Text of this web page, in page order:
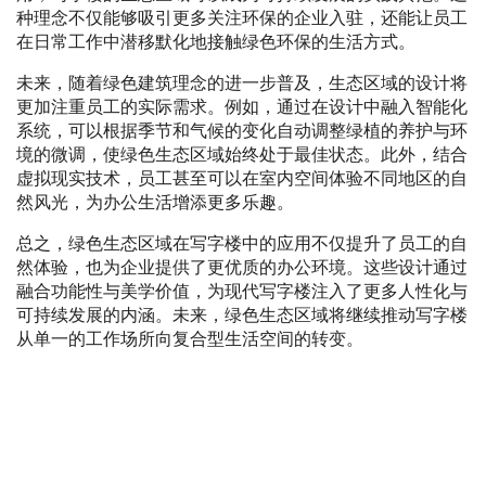
种理念不仅能够吸引更多关注环保的企业入驻，还能让员工
在日常工作中潜移默化地接触绿色环保的生活方式。
未来，随着绿色建筑理念的进一步普及，生态区域的设计将
更加注重员工的实际需求。例如，通过在设计中融入智能化
系统，可以根据季节和气候的变化自动调整绿植的养护与环
境的微调，使绿色生态区域始终处于最佳状态。此外，结合
虚拟现实技术，员工甚至可以在室内空间体验不同地区的自
然风光，为办公生活增添更多乐趣。
总之，绿色生态区域在写字楼中的应用不仅提升了员工的自
然体验，也为企业提供了更优质的办公环境。这些设计通过
融合功能性与美学价值，为现代写字楼注入了更多人性化与
可持续发展的内涵。未来，绿色生态区域将继续推动写字楼
从单一的工作场所向复合型生活空间的转变。